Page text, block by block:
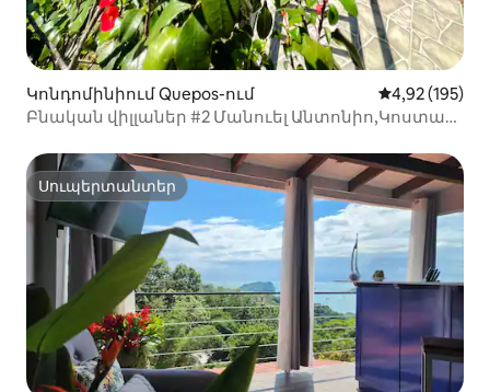
Կոնդոմինիում Quepos-ում Միջին
4,92 (195)
Բնական վիլլաներ #2 Մանուել Անտոնիո,Կոստա
Սուպերտանտեր
Սուպերտանտեր